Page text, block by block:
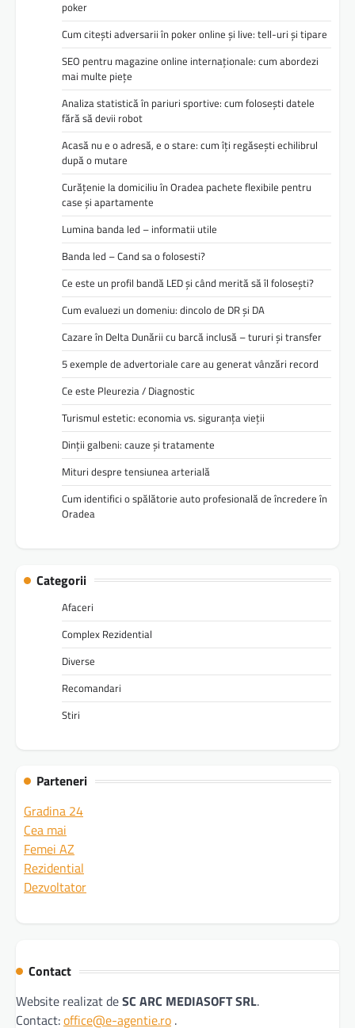
poker
Cum citești adversarii în poker online și live: tell-uri și tipare
SEO pentru magazine online internaționale: cum abordezi
mai multe piețe
Analiza statistică în pariuri sportive: cum folosești datele
fără să devii robot
Acasă nu e o adresă, e o stare: cum îți regăsești echilibrul
după o mutare
Curățenie la domiciliu în Oradea pachete flexibile pentru
case și apartamente
Lumina banda led – informatii utile
Banda led – Cand sa o folosesti?
Ce este un profil bandă LED și când merită să îl folosești?
Cum evaluezi un domeniu: dincolo de DR și DA
Cazare în Delta Dunării cu barcă inclusă – tururi și transfer
5 exemple de advertoriale care au generat vânzări record
Ce este Pleurezia / Diagnostic
Turismul estetic: economia vs. siguranța vieții
Dinții galbeni: cauze și tratamente
Mituri despre tensiunea arterială
Cum identifici o spălătorie auto profesională de încredere în
Oradea
Categorii
Afaceri
Complex Rezidential
Diverse
Recomandari
Stiri
Parteneri
Gradina 24
Cea mai
Femei AZ
Rezidential
Dezvoltator
Contact
Website realizat deSC ARC MEDIASOFT SRL.
Contact:office@e-agentie.ro .